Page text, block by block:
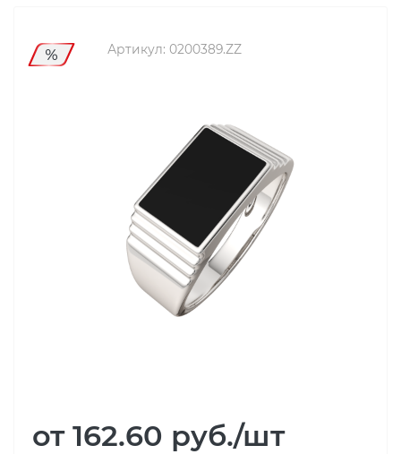
Артикул: 0200389.ZZ
от 162.60 руб./шт